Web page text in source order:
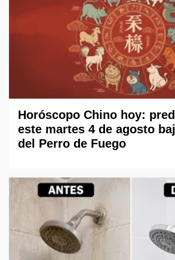
Horóscopo Chino hoy:
este martes 4 de agosto
del Perro de Fuego